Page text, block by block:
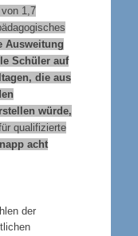
1,7
Ausweitung
Schüler auf
die aus
würde,
qualifizierte
acht
der